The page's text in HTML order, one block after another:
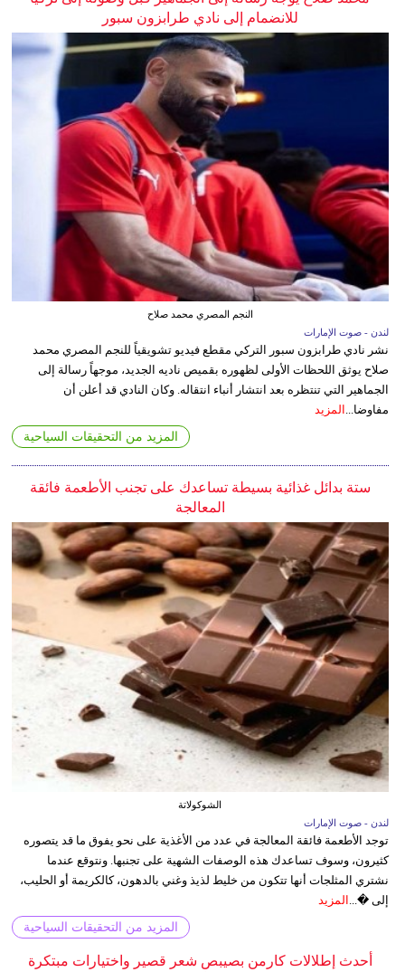
للانضمام إلى نادي طرابزون سبور
النجم المصري محمد صلاح
لندن - صوت الإمارات
نشر نادي طرابزون سبور التركي مقطع فيديو تشويقياً للنجم المصري محمد
صلاح يوثق اللحظات الأولى لظهوره بقميص ناديه الجديد، موجهاً رسالة إلى
الجماهير التي تنتظره بعد انتشار أنباء انتقاله. وكان النادي قد أعلن أن
مفاوضا... المزيد
المزيد من التحقيقات السياحية
ستة بدائل غذائية بسيطة تساعدك على تجنب الأطعمة فائقة
المعالجة
الشوكولاتة
لندن - صوت الإمارات
توجد الأطعمة فائقة المعالجة في عدد من الأغذية على نحو يفوق ما قد يتصوره
كثيرون، وسوف تساعدك هذه الوصفات الشهية على تجنبها. ونتوقع عندما
نشتري المثلجات أنها تتكون من خليط لذيذ وغني بالدهون، كالكريمة أو الحليب،
إلى �... المزيد
المزيد من التحقيقات السياحية
أحدث إطلالات كارمن بصيبص شعر قصير واختيارات مبتكرة